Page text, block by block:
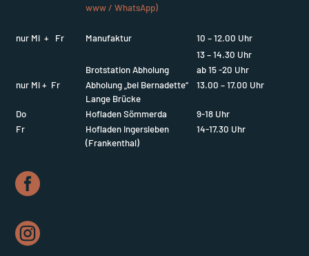
www / WhatsApp)
nur Mi + Fr Manufaktur
10 – 12.00 Uhr
13 – 14.30 Uhr
Brotstation Abholung
ab 15 -20 Uhr
nur Mi + Fr
Abholung „bei Bernadette“
Lange Brücke
13.00 – 17.00 Uhr
Do Hofladen Sömmerda
9-18 Uhr
Fr
Hofladen Ingersleben
(Frankenthal)
14-17.30 Uhr

